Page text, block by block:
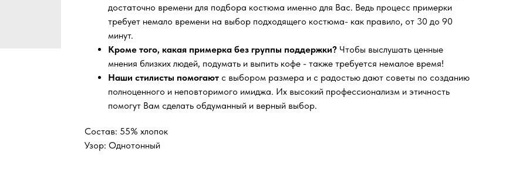
достаточно времени для подбора костюма именно для Вас. Ведь процесс примерки
требует немало времени на выбор подходящего костюма- как правило, от 30 до 90
минут.
Кроме того, какая примерка без группы поддержки? Чтобы выслушать ценные
мнения близких людей, подумать и выпить кофе - также требуется немалое время!
Наши стилисты помогают с выбором размера и с радостью дают советы по созданию
полноценного и неповторимого имиджа. Их высокий профессионализм и этичность
помогут Вам сделать обдуманный и верный выбор.
Состав: 55% хлопок
Узор: Однотонный